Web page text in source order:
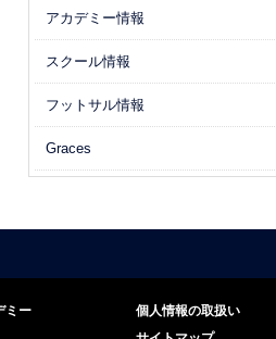
アカデミー情報
スクール情報
フットサル情報
Graces
ミー
個人情報の取扱い